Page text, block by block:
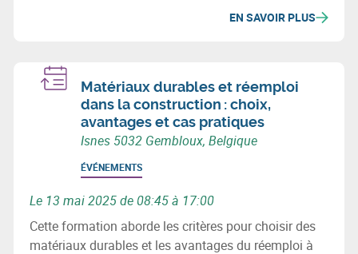
EN SAVOIR PLUS
Matériaux durables et réemploi
dans la construction : choix,
avantages et cas pratiques
Isnes 5032 Gembloux, Belgique
ÉVÉNEMENTS
Le 13 mai 2025 de 08:45 à 17:00
Cette formation aborde les critères pour choisir des
matériaux durables et les avantages du réemploi à